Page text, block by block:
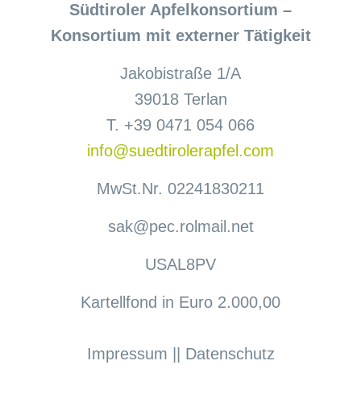
Südtiroler Apfelkonsortium –
Konsortium mit externer Tätigkeit
Jakobistraße 1/A
39018 Terlan
T. +39 0471 054 066
info@suedtirolerapfel.com
MwSt.Nr. 02241830211
sak@pec.rolmail.net
USAL8PV
Kartellfond in Euro 2.000,00
Impressum Datenschutz